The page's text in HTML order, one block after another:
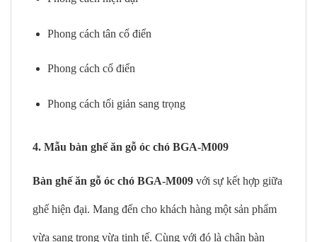
Phong cách tân cổ điển
Phong cách cổ điển
Phong cách tối giản sang trọng
4. Mẫu bàn ghế ăn gỗ óc chó BGA-M009
Bàn ghế ăn gỗ óc chó BGA-M009 với sự kết hợp giữa
ghế hiện đại. Mang đến cho khách hàng một sản phẩm
vừa sang trọng vừa tinh tế. Cùng với đó là chân bàn